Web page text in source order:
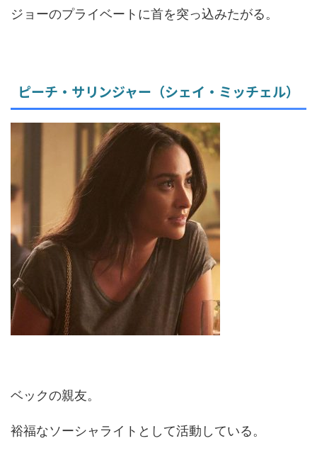
ジョーのプライベートに首を突っ込みたがる。
ピーチ・サリンジャー（シェイ・ミッチェル）
ベックの親友。
裕福なソーシャライトとして活動している。